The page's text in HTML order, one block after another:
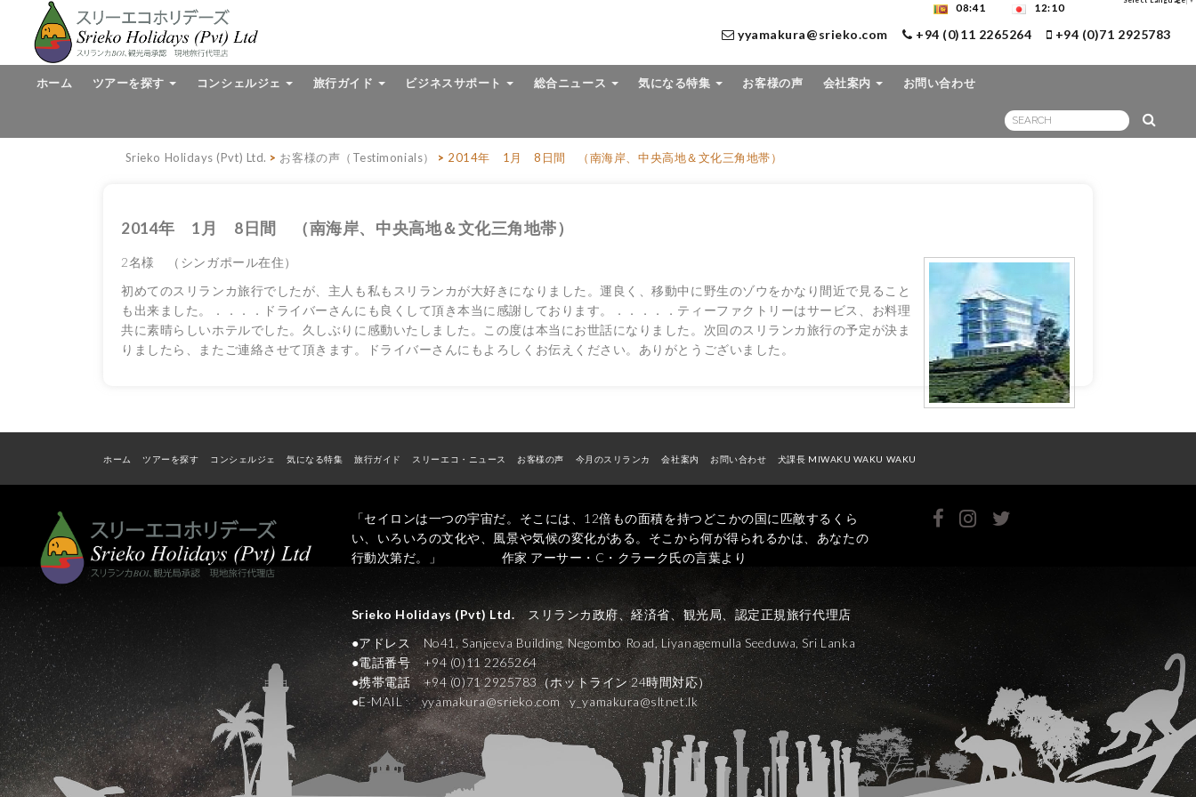
ホーム ツアーを探す コンシェルジェ 旅行ガイド ビジネスサポート 総合ニュース 気になる特集 お客様の声 会社案内 お問い合わせ
yyamakura@srieko.com +94 (0)11 2265264 +94 (0)71 2925783
08:41 12:10
Srieko Holidays (Pvt) Ltd. > お客様の声（Testimonials） > 2014年 1月 8日間 （南海岸、中央高地＆文化三角地帯）
2014年 1月 8日間 （南海岸、中央高地＆文化三角地帯）
2名様 （シンガポール在住）
初めてのスリランカ旅行でしたが、主人も私もスリランカが大好きになりました。運良く、移動中に野生のゾウをかなり間近で見ること
も出来ました。．．．．ドライバーさんにも良くして頂き本当に感謝しております。．．．．．ティーファクトリーはサービス、お料理
共に素晴らしいホテルでした。久しぶりに感動いたしました。この度は本当にお世話になりました。次回のスリランカ旅行の予定が決ま
りましたら、またご連絡させて頂きます。ドライバーさんにもよろしくお伝えください。ありがとうございました。
ホーム ツアーを探す コンシェルジェ 気になる特集 旅行ガイド スリーエコ・ニュース お客様の声 今月のスリランカ 会社案内 お問い合わせ 犬課長 MIWAKU WAKU WAKU
「セイロンは一つの宇宙だ。そこには、12倍もの面積を持つどこかの国に匹敵するくら
い、いろいろの文化や、風景や気候の変化がある。そこから何が得られるかは、あなたの
行動次第だ。」 作家 アーサー・C・クラーク氏の言葉より
Srieko Holidays (Pvt) Ltd.スリランカ政府、経済省、観光局、認定正規旅行代理店
●アドレス No41, Sanjeeva Building, Negombo Road, Liyanagemulla Seeduwa, Sri Lanka
●電話番号 +94 (0)11 2265264
●携帯電話 +94 (0)71 2925783（ホットライン 24時間対応）
●E-MAILyyamakura@srieko.com y_yamakura@sltnet.lk